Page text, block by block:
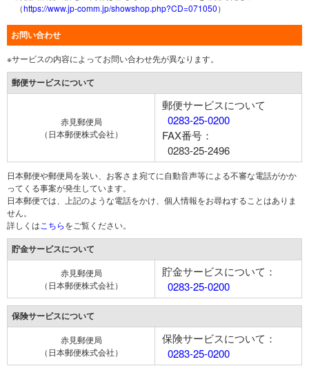
（https://www.jp-comm.jp/showshop.php?CD=071050）
お問い合わせ
※サービスの内容によってお問い合わせ先が異なります。
郵便サービスについて
赤見郵便局
（日本郵便株式会社）
郵便サービスについて
0283-25-0200
FAX番号：
0283-25-2496
日本郵便や郵便局を装い、お客さま宛てに自動音声等による不審な電話がかか
ってくる事案が発生しています。
日本郵便では、上記のような電話をかけ、個人情報をお尋ねすることはありま
せん。
詳しくは こちらをご覧ください。
貯金サービスについて
赤見郵便局
（日本郵便株式会社）
貯金サービスについて：
0283-25-0200
保険サービスについて
赤見郵便局
（日本郵便株式会社）
保険サービスについて：
0283-25-0200